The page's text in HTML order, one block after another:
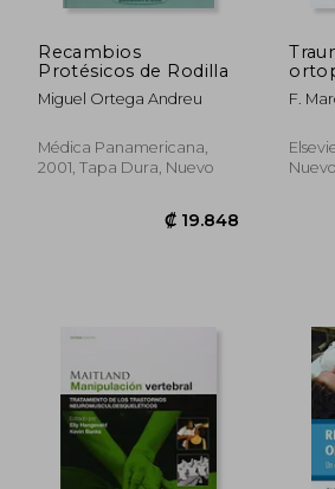
Recambios
Protésicos de Rodilla
Miguel Ortega Andreu
Médica Panamericana,
2001, Tapa Dura, Nuevo
₡ 19.848
F.
Nuevo